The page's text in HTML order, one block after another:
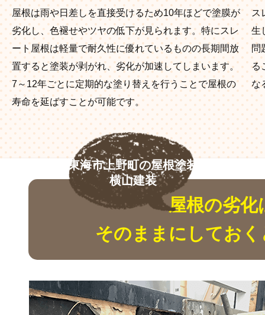
屋根は雨や日差しを直接受けるため10年ほどで塗膜が
劣化し、色褪せやツヤの低下が見られます。特にスレ
ート屋根は軽量で耐久性に優れているものの長期間放
置すると塗装が剥がれ、劣化が加速してしまいます。
7～12年ごとに定期的な塗り替えを行うことで屋根の
寿命を延ばすことが可能です。
ス
生
問
る
な
東海市上野町の屋根塗装
横山建装
屋根の劣化
そのままにしてお